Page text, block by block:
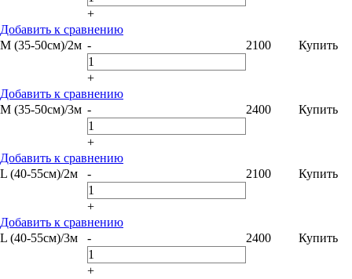
+
Добавить к сравнению
M (35-50см)/2м -
+
2100 Купить
Добавить к сравнению
M (35-50см)/3м -
+
2400 Купить
Добавить к сравнению
L (40-55см)/2м
-
+
2100 Купить
Добавить к сравнению
L (40-55см)/3м
-
+
2400 Купить